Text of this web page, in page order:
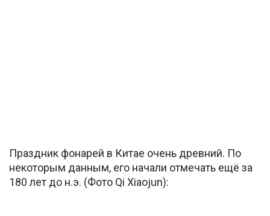
Праздник фонарей в Китае очень древний. По
некоторым данным, его начали отмечать ещё за
180 лет до н.э. (Фото Qi Xiaojun):